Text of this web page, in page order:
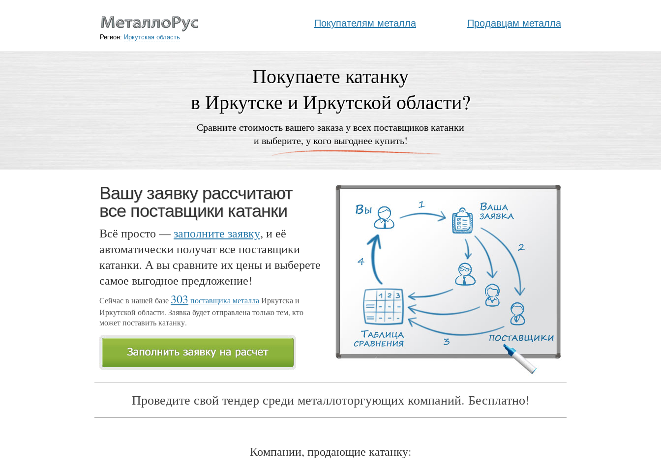
Регион: Иркутская область
Покупателям металла Продавцам металла
Покупаете катанку
в Иркутске и Иркутской области?
Сравните стоимость вашего заказа у всех поставщиков катанки
и выберите, у кого выгоднее купить!
Вашу заявку рассчитают
все поставщики катанки
Всё просто —заполните заявку, и её
автоматически получат все поставщики
катанки. А вы сравните их цены и выберете
самое выгодное предложение!
Сейчас в нашей базе 303 поставщика металла Иркутска и
Иркутской области. Заявка будет отправлена только тем, кто
может поставить катанку.
Проведите свой тендер среди металлоторгующих компаний. Бесплатно!
Компании, продающие катанку: